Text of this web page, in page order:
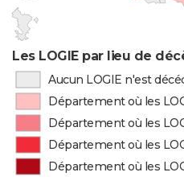
Les LOGIE par lieu de
Aucun LOGIE n'est
Département où les
Département où les
Département où les
Département où les